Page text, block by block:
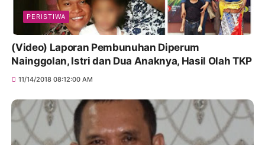
PERISTIWA
(Video) Laporan Pembunuhan Diperum
Nainggolan, Istri dan Dua Anaknya, Hasil Olah TKP
11/14/2018 08:12:00 AM